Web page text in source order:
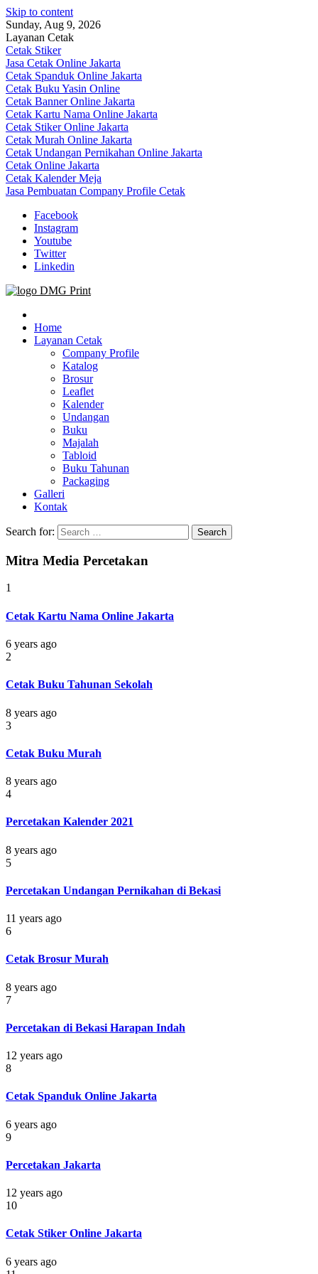
Skip to content
Sunday, Aug 9, 2026
Layanan Cetak
Cetak Stiker
Jasa Cetak Online Jakarta
Cetak Spanduk Online Jakarta
Cetak Buku Yasin Online
Cetak Banner Online Jakarta
Cetak Kartu Nama Online Jakarta
Cetak Stiker Online Jakarta
Cetak Murah Online Jakarta
Cetak Undangan Pernikahan Online Jakarta
Cetak Online Jakarta
Cetak Kalender Meja
Jasa Pembuatan Company Profile Cetak
Facebook
Instagram
Youtube
Twitter
Linkedin
Jasa Cetak Online DMG Printing
Home
Layanan Cetak
Company Profile
Katalog
Brosur
Leaflet
Kalender
Undangan
Buku
Majalah
Tabloid
Buku Tahunan
Packaging
Galleri
Kontak
Search for:
Mitra Media Percetakan
1
Cetak Kartu Nama Online Jakarta
6 years ago
2
Cetak Buku Tahunan Sekolah
8 years ago
3
Cetak Buku Murah
8 years ago
4
Percetakan Kalender 2021
8 years ago
5
Percetakan Undangan Pernikahan di Bekasi
11 years ago
6
Cetak Brosur Murah
8 years ago
7
Percetakan di Bekasi Harapan Indah
12 years ago
8
Cetak Spanduk Online Jakarta
6 years ago
9
Percetakan Jakarta
12 years ago
10
Cetak Stiker Online Jakarta
6 years ago